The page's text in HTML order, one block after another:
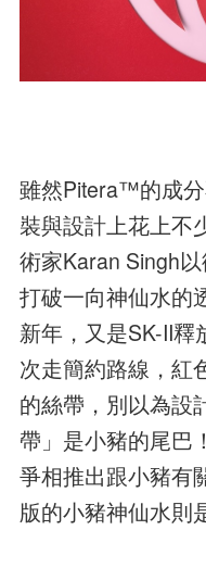
雖然Pitera™的成
裝與設計上花上不
術家Karan Singh
打破一向神仙水的
新年，又是SK-II釋
次走簡約路線，紅
的絲帶，別以為設
帶」是小豬的尾巴
爭相推出跟小豬有
版的小豬神仙水則